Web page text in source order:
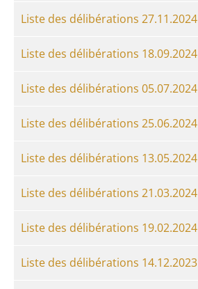
Liste des délibérations 27.11.2024
Liste des délibérations 18.09.2024
Liste des délibérations 05.07.2024
Liste des délibérations 25.06.2024
Liste des délibérations 13.05.2024
Liste des délibérations 21.03.2024
Liste des délibérations 19.02.2024
Liste des délibérations 14.12.2023